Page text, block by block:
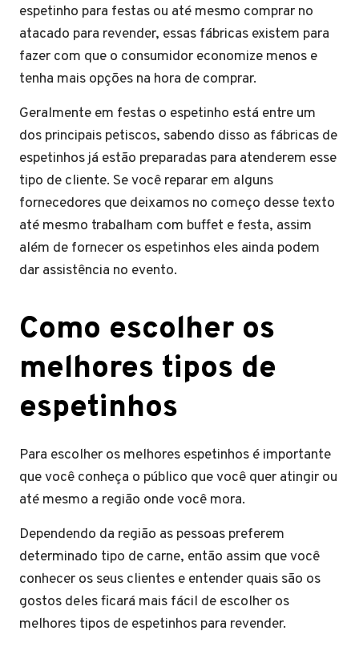
espetinho para festas ou até mesmo comprar no
atacado para revender, essas fábricas existem para
fazer com que o consumidor economize menos e
tenha mais opções na hora de comprar.
Geralmente em festas o espetinho está entre um
dos principais petiscos, sabendo disso as fábricas de
espetinhos já estão preparadas para atenderem esse
tipo de cliente. Se você reparar em alguns
fornecedores que deixamos no começo desse texto
até mesmo trabalham com buffet e festa, assim
além de fornecer os espetinhos eles ainda podem
dar assistência no evento.
Como escolher os
melhores tipos de
espetinhos
Para escolher os melhores espetinhos é importante
que você conheça o público que você quer atingir ou
até mesmo a região onde você mora.
Dependendo da região as pessoas preferem
determinado tipo de carne, então assim que você
conhecer os seus clientes e entender quais são os
gostos deles ficará mais fácil de escolher os
melhores tipos de espetinhos para revender.